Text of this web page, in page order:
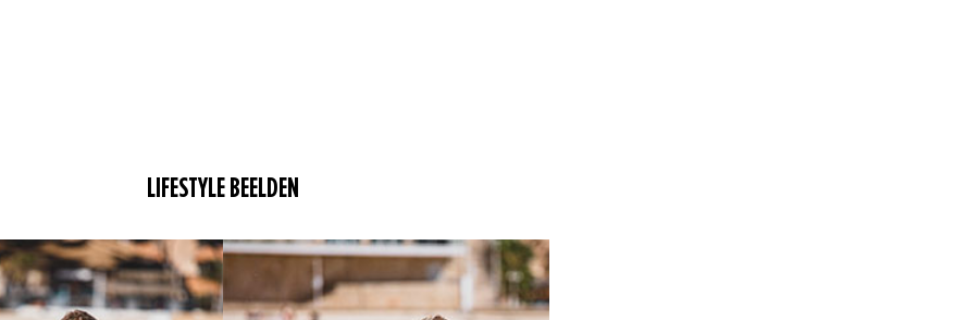
LIFESTYLE BEELDEN